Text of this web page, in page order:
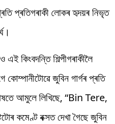
প্ৰতিগৰাকী লোকৰ হৃদয়ৰ নিভৃত
কিংবদন্তি শিল্পীগৰাকীলৈ
জুবিন গাৰ্গৰ প্ৰতি
আমুলে লিখিছে, “Bin Tere,
কমেণ্ট বক্সত দেখা গৈছে জুবিন